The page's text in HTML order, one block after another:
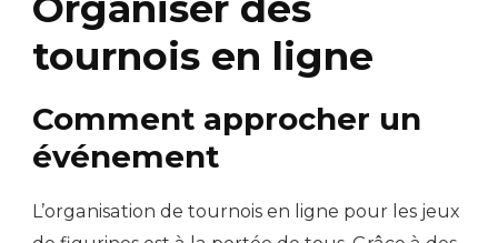
tournois en ligne
Comment approcher un
événement
L’organisation de tournois en ligne pour les jeux